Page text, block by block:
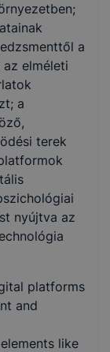
a
elméleti
a
terek
nyújtva az
platforms
and
like